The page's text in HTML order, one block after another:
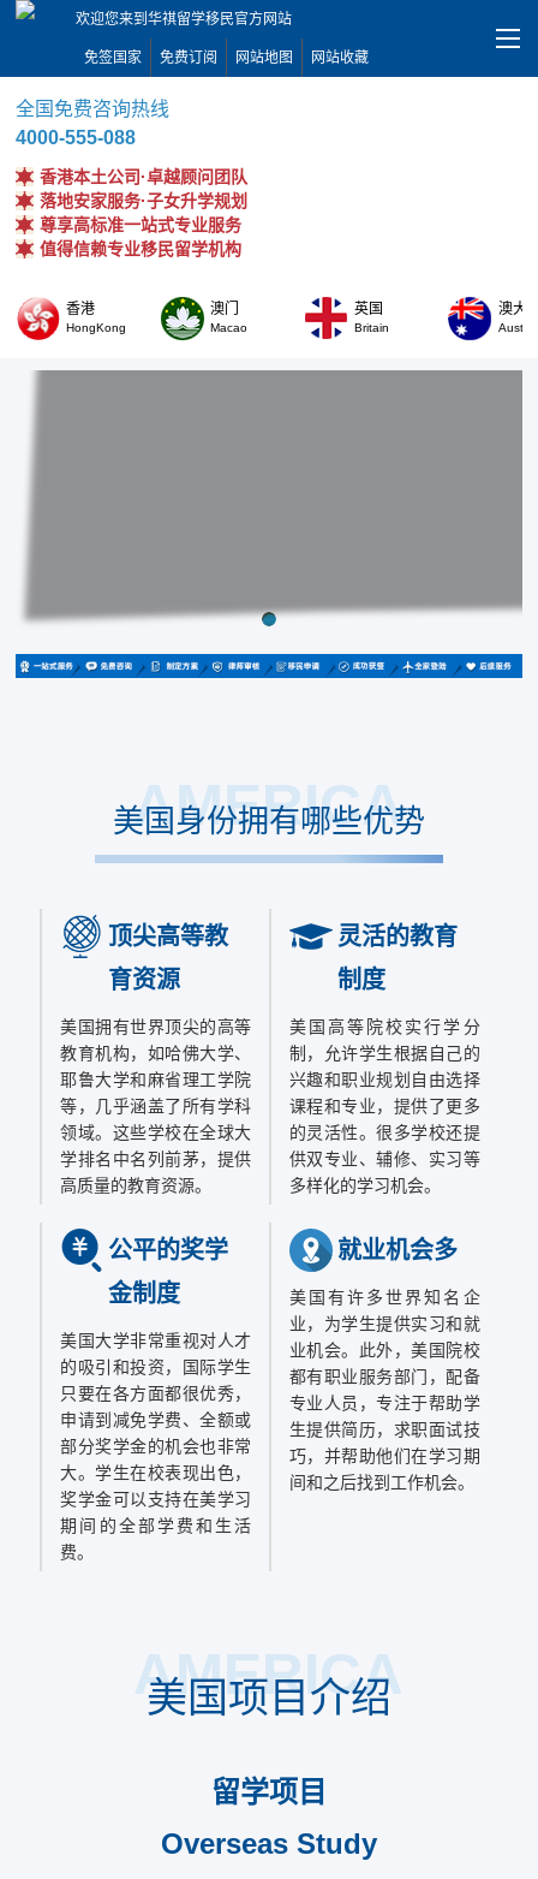
欢迎您来到华祺留学移民官方网站
免签国家 免费订阅 网站地图 网站收藏
全国免费咨询热线
4000-555-088
香港本土公司·卓越顾问团队
落地安家服务·子女升学规划
尊享高标准一站式专业服务
值得信赖专业移民留学机构
香港
HongKong
澳门
Macao
英国
Britain
澳大
美国身份拥有哪些优势
AMERICA
顶尖高等教
育资源
美国拥有世界顶尖的高等
教育机构，如哈佛大学、
耶鲁大学和麻省理工学院
等，几乎涵盖了所有学科
领域。这些学校在全球大
学排名中名列前茅，提供
高质量的教育资源。
灵活的教育
制度
美国高等院校实行学分
制，允许学生根据自己的
兴趣和职业规划自由选择
课程和专业，提供了更多
的灵活性。很多学校还提
供双专业、辅修、实习等
多样化的学习机会。
公平的奖学
金制度
美国大学非常重视对人才
的吸引和投资，国际学生
只要在各方面都很优秀，
申请到减免学费、全额或
部分奖学金的机会也非常
大。学生在校表现出色，
奖学金可以支持在美学习
期间的全部学费和生活
费。
就业机会多
美国有许多世界知名企
业，为学生提供实习和就
业机会。此外，美国院校
都有职业服务部门，配备
专业人员，专注于帮助学
生提供简历，求职面试技
巧，并帮助他们在学习期
间和之后找到工作机会。
美国项目介绍
AMERICA
留学项目
Overseas Study